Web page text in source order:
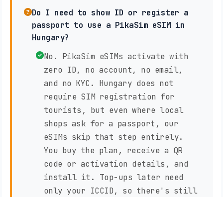
Do I need to show ID or register a
passport to use a PikaSim eSIM in
Hungary?
No. PikaSim eSIMs activate with
zero ID, no account, no email,
and no KYC. Hungary does not
require SIM registration for
tourists, but even where local
shops ask for a passport, our
eSIMs skip that step entirely.
You buy the plan, receive a QR
code or activation details, and
install it. Top-ups later need
only your ICCID, so there's still